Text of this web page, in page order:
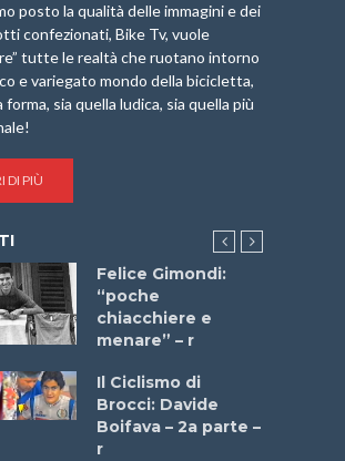
posto la qualità delle immagini e dei
confezionati, Bike Tv, vuole
tutte le realtà che ruotano intorno
e variegato mondo della bicicletta,
forma, sia quella ludica, sia quella più
DI PIÙ
Felice Gimondi:
“poche
chiacchiere e
menare” – r
Il Ciclismo di
Brocci: Davide
Boifava – 2a parte –
r